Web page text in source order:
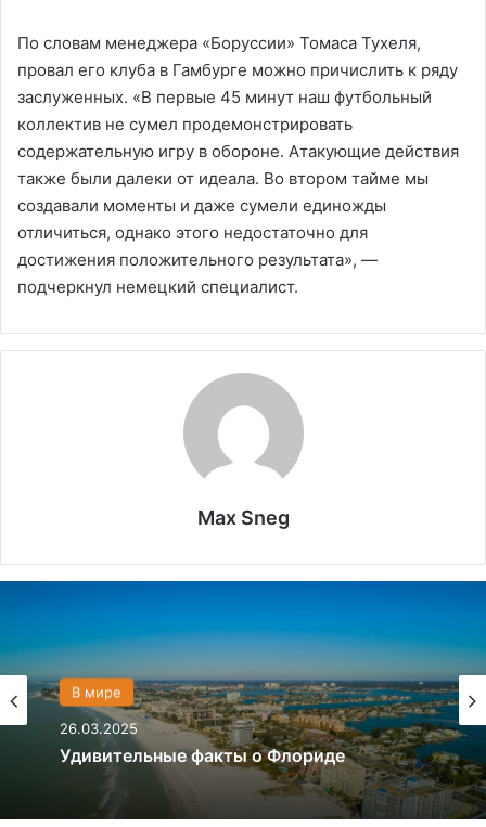
По словам менеджера «Боруссии» Томаса Тухеля,
провал его клуба в Гамбурге можно причислить к ряду
заслуженных. «В первые 45 минут наш футбольный
коллектив не сумел продемонстрировать
содержательную игру в обороне. Атакующие действия
также были далеки от идеала. Во втором тайме мы
создавали моменты и даже сумели единожды
отличиться, однако этого недостаточно для
достижения положительного результата», —
подчеркнул немецкий специалист.
Max Sneg
В мире
26.03.2025
Политика
28.03.2024
Что если, Трамп снова станет